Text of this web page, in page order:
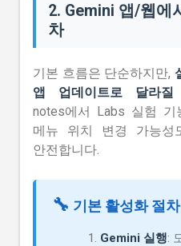
2. Gemini 앱/웹에
차
기본 흐름은 단순하지만,
앱 업데이트로 달라
notes에서 Labs 실험 기
메뉴 위치 변경 가능
안전합니다.
🔧 기본 활성화 절
Gemini 실행: